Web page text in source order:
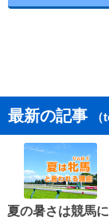
最新の記事
夏の暑さは競馬に